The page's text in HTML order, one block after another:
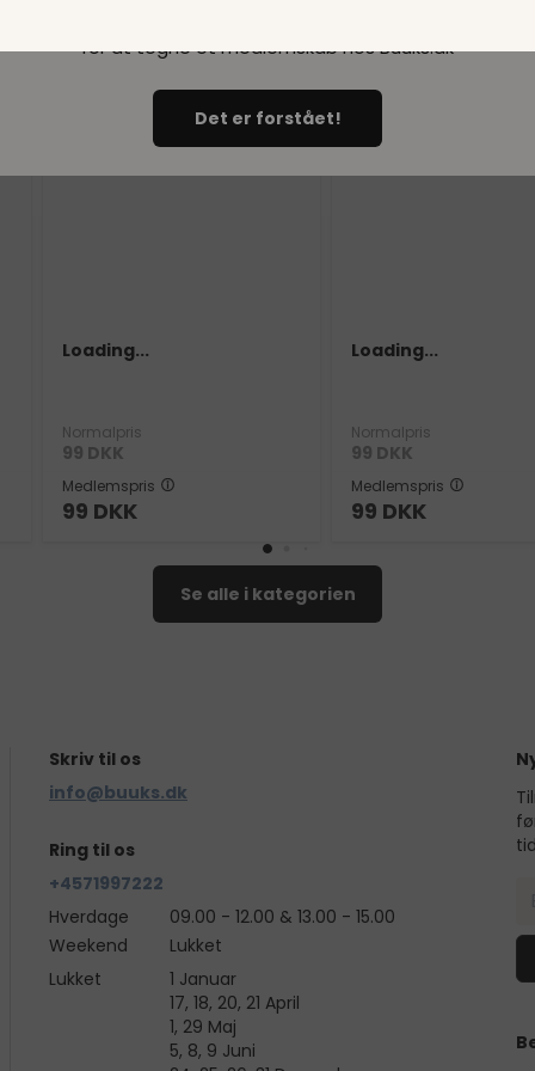
for at tegne et medlemskab hos Buuks.dk
Det er forstået!
Loading..
DKK
Loading...
Normalpris
99 DKK
Medlemspris
99 DKK
SPAR
Loading...
Normalpris
99 DKK
Medlemspris
99 DKK
Se alle i kategorien
Skriv til os
info@buuks.dk
Ring til os
+4571997222
Hverdage
09.00 - 12.00 & 13.00 - 15.00
Weekend
Lukket
Lukket
1 Januar
17, 18, 20, 21 April
1, 29 Maj
5, 8, 9 Juni